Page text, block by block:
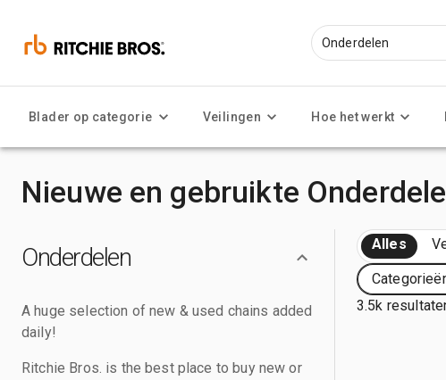
Blader op categorie Veilingen Hoe het werkt
Nieuwe en gebruikte
Onderdelen
A huge selection of new & used chains added
daily!
Ritchie Bros. is the best place to buy new or
Alles
3.5k